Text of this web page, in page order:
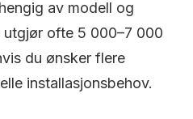
av modell og
ofte 5 000–7 000
du ønsker flere
installasjonsbehov.